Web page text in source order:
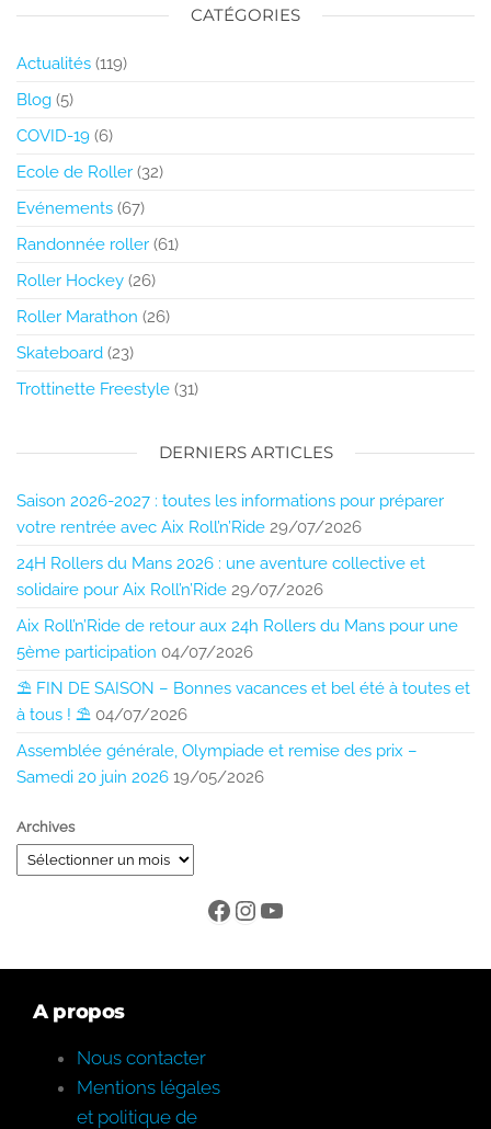
CATÉGORIES
Actualités (119)
Blog (5)
COVID-19 (6)
Ecole de Roller (32)
Evénements (67)
Randonnée roller (61)
Roller Hockey (26)
Roller Marathon (26)
Skateboard (23)
Trottinette Freestyle (31)
DERNIERS ARTICLES
Saison 2026-2027 : toutes les informations pour préparer
votre rentrée avec Aix Roll’n’Ride 29/07/2026
24H Rollers du Mans 2026 : une aventure collective et
solidaire pour Aix Roll’n’Ride 29/07/2026
Aix Roll’n’Ride de retour aux 24h Rollers du Mans pour une
5ème participation 04/07/2026
⛱️ FIN DE SAISON – Bonnes vacances et bel été à toutes et
à tous ! ⛱️ 04/07/2026
Assemblée générale, Olympiade et remise des prix –
Samedi 20 juin 2026 19/05/2026
Archives
A propos
Nous contacter
Mentions légales
et politique de